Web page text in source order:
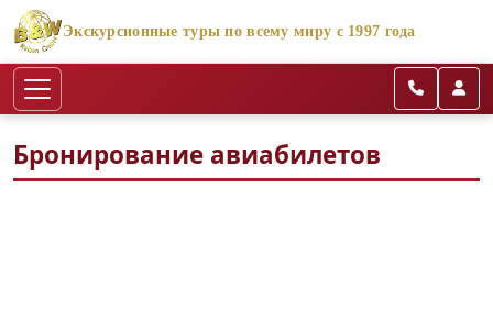
Экскурсионные туры по всему миру с 1997 года
Бронирование авиабилетов